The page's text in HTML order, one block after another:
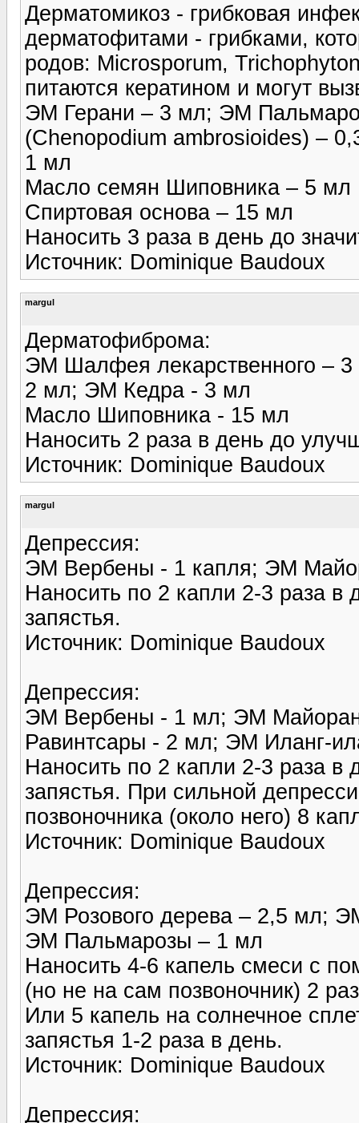
Дерматомикоз - грибковая
дерматофитами - грибками,
родов: Microsporum,
питаются кератином и могут
ЭМ Герани – 3 мл; ЭМ
(Chenopodium ambrosioides) –
1 мл
Масло семян Шиповника – 5 мл
Спиртовая основа – 15 мл
Наносить 3 раза в день до
Источник: Dominique Baudoux
margul
Дерматофиброма:
ЭМ Шалфея лекарственного – 3
2 мл; ЭМ Кедра - 3 мл
Масло Шиповника - 15 мл
Наносить 2 раза в день до
Источник: Dominique Baudoux
margul
Депрессия:
ЭМ Вербены - 1 капля; ЭМ
Наносить по 2 капли 2-3 раза в
запястья.
Источник: Dominique Baudoux
Депрессия:
ЭМ Вербены - 1 мл; ЭМ
Равинтсары - 2 мл; ЭМ Иланг-
Наносить по 2 капли 2-3 раза в
запястья. При сильной
позвоночника (около него) 8
Источник: Dominique Baudoux
Депрессия:
ЭМ Розового дерева – 2,5 мл;
ЭМ Пальмарозы – 1 мл
Наносить 4-6 капель смеси с
(но не на сам позвоночник) 2
Или 5 капель на солнечное
запястья 1-2 раза в день.
Источник: Dominique Baudoux
Депрессия: